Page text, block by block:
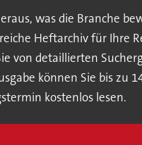
was die Branche
Heftarchiv für Ihre
von detaillierten
können Sie bis zu
kostenlos lesen.